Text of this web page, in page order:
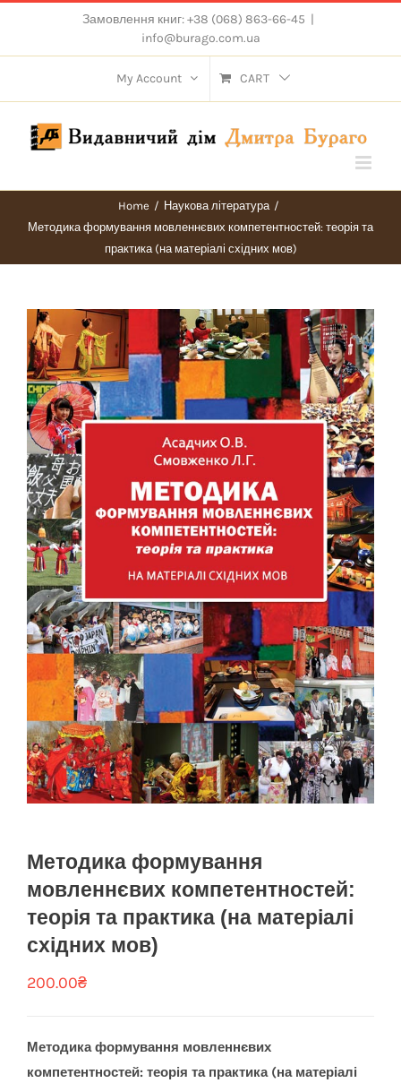
content
Замовлення книг: +38 (068) 863-66-45 |
info@burago.com.ua
My Account CART
Home / Наукова література /
Методика формування мовленнєвих компетентностей: теорія та
практика (на матеріалі східних мов)
Методика формування
мовленнєвих компетентностей:
теорія та практика (на матеріалі
східних мов)
200.00₴
Методика формування мовленнєвих
компетентностей: теорія та практика (на матеріалі